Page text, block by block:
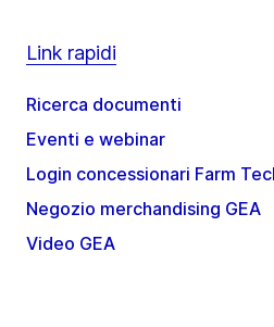
Link rapidi
Ricerca documenti
Eventi e webinar
Login concessionari Farm
Negozio merchandising GEA
Video GEA